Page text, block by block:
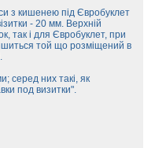
з кишенею під Євробуклет
- 20 мм. Верхній
так і для Євробуклет, при
той що розміщений в
серед них такі, як
под визитки".